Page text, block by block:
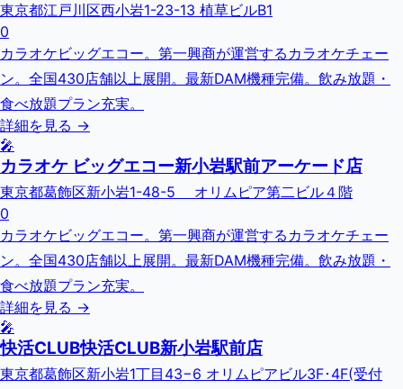
東京都江戸川区西小岩1-23-13 植草ビルB1
0
カラオケビッグエコー。第一興商が運営するカラオケチェー
ン。全国430店舗以上展開。最新DAM機種完備。飲み放題・
食べ放題プラン充実。
詳細を見る →
🎤
カラオケ ビッグエコー新小岩駅前アーケード店
東京都葛飾区新小岩1-48-5 オリムピア第二ビル４階
0
カラオケビッグエコー。第一興商が運営するカラオケチェー
ン。全国430店舗以上展開。最新DAM機種完備。飲み放題・
食べ放題プラン充実。
詳細を見る →
🎤
快活CLUB快活CLUB新小岩駅前店
東京都葛飾区新小岩1丁目43−6 オリムピアビル3F･4F(受付